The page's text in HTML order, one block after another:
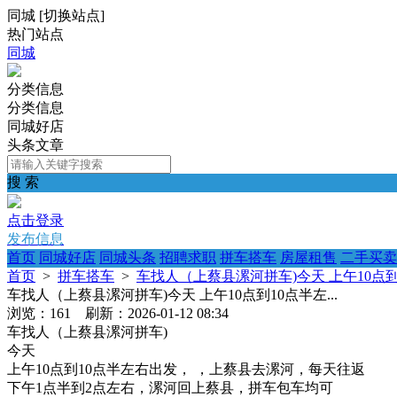
同城 [切换站点]
热门站点
同城
分类信息
分类信息
同城好店
头条文章
搜 索
点击登录
发布信息
首页 同城好店 同城头条 招聘求职 拼车搭车 房屋租售 二手买卖
首页 > 拼车搭车 > 车找人（上蔡县漯河拼车)今天 上午10点
车找人（上蔡县漯河拼车)今天 上午10点到10点半左...
浏览：161 刷新：2026-01-12 08:34
车找人（上蔡县漯河拼车)
今天
上午10点到10点半左右出发， ，上蔡县去漯河，每天往返
下午1点半到2点左右，漯河回上蔡县，拼车包车均可